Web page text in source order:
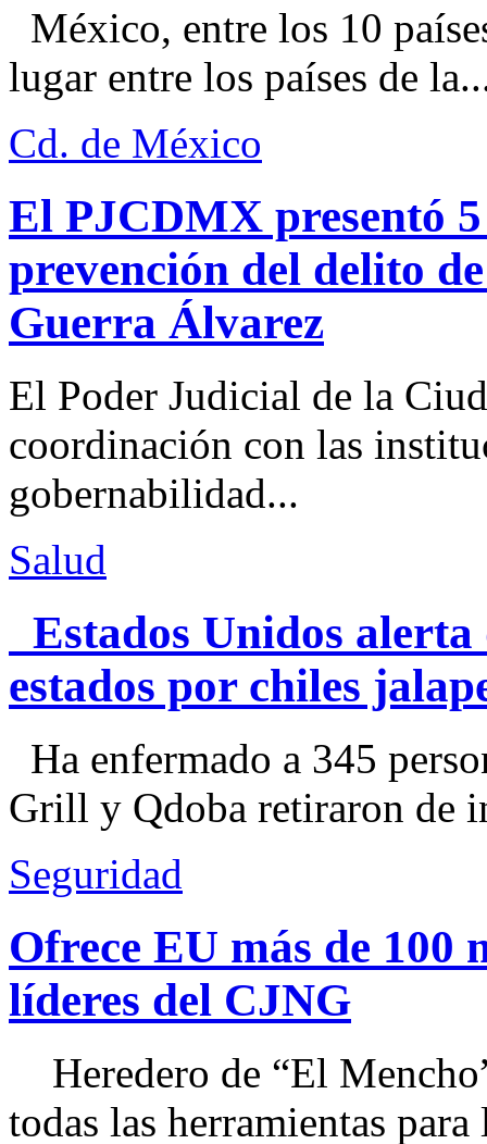
México, entre los 10
lugar entre los países de
Cd. de México
El PJCDMX presentó
prevención del delito
Guerra Álvarez
El Poder Judicial de la
coordinación con las
gobernabilidad...
Salud
Estados Unidos alerta
estados por chiles
Ha enfermado a 345
Grill y Qdoba retiraron de
Seguridad
Ofrece EU más de 100
líderes del CJNG
Heredero de “El
todas las herramientas